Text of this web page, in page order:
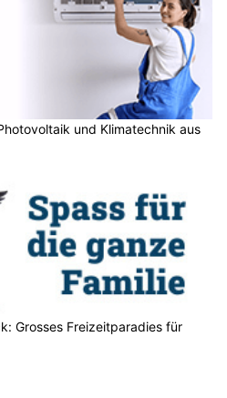
und Klimatechnik aus
Grosses Freizeitparadies für